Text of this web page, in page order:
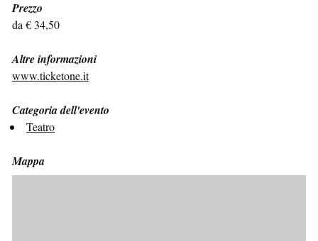
Prezzo
da € 34,50
Altre informazioni
www.ticketone.it
Categoria dell'evento
Teatro
Mappa